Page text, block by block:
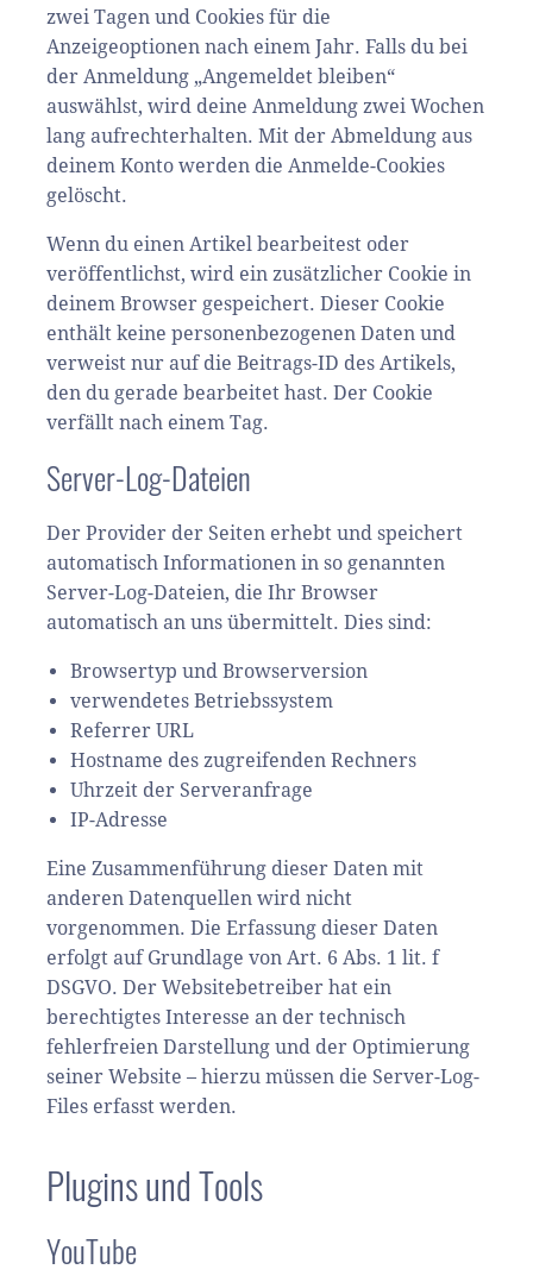
zwei Tagen und Cookies für die
Anzeigeoptionen nach einem Jahr. Falls du bei
der Anmeldung „Angemeldet bleiben“
auswählst, wird deine Anmeldung zwei Wochen
lang aufrechterhalten. Mit der Abmeldung aus
deinem Konto werden die Anmelde-Cookies
gelöscht.
Wenn du einen Artikel bearbeitest oder
veröffentlichst, wird ein zusätzlicher Cookie in
deinem Browser gespeichert. Dieser Cookie
enthält keine personenbezogenen Daten und
verweist nur auf die Beitrags-ID des Artikels,
den du gerade bearbeitet hast. Der Cookie
verfällt nach einem Tag.
Server-Log-Dateien
Der Provider der Seiten erhebt und speichert
automatisch Informationen in so genannten
Server-Log-Dateien, die Ihr Browser
automatisch an uns übermittelt. Dies sind:
Browsertyp und Browserversion
verwendetes Betriebssystem
Referrer URL
Hostname des zugreifenden Rechners
Uhrzeit der Serveranfrage
IP-Adresse
Eine Zusammenführung dieser Daten mit
anderen Datenquellen wird nicht
vorgenommen. Die Erfassung dieser Daten
erfolgt auf Grundlage von Art. 6 Abs. 1 lit. f
DSGVO. Der Websitebetreiber hat ein
berechtigtes Interesse an der technisch
fehlerfreien Darstellung und der Optimierung
seiner Website – hierzu müssen die Server-Log-
Files erfasst werden.
Plugins und Tools
YouTube